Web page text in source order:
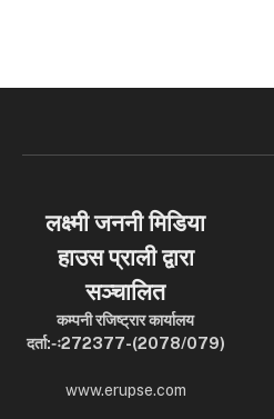
लक्ष्मी जननी मिडिया
हाउस प्राली द्वारा
सञ्चालित
कम्पनी रजिष्ट्रार कार्यालय
दर्ता:-ः272377-(2078/079)
www.erupse.com